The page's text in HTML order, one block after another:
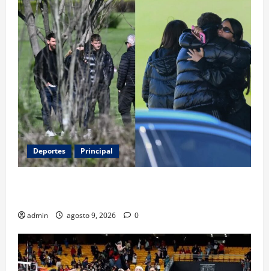
Deportes Principal
admin agosto 9, 2026 0